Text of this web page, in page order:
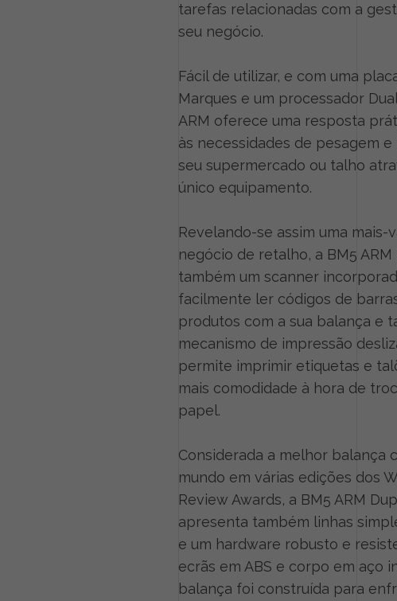
tarefas relacionadas com a
seu negócio.
Fácil de utilizar, e com uma
Marques e um processador
ARM oferece uma resposta
às necessidades de pesagem
seu supermercado ou talho
único equipamento.
Revelando-se assim uma mais-
negócio de retalho, a BM5 ARM
também um scanner
facilmente ler códigos de
produtos com a sua balança e
mecanismo de impressão
permite imprimir etiquetas e
mais comodidade à hora de
papel.
Considerada a melhor balança
mundo em várias edições dos
Review Awards, a BM5 ARM
apresenta também linhas
e um hardware robusto e
ecrãs em ABS e corpo em aço
balança foi construída para